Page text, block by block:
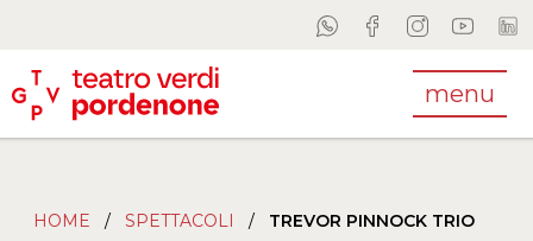
menu
HOME / SPETTACOLI / TREVOR PINNOCK TRIO